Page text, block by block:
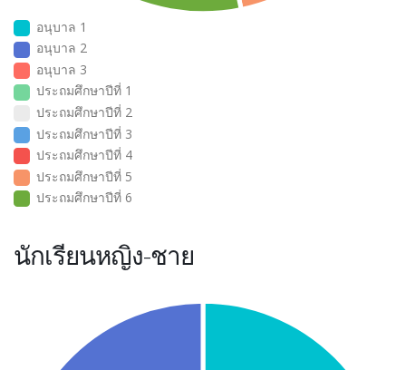
อนุบาล 1
อนุบาล 2
อนุบาล 3
ประถมศึกษาปีที่ 1
ประถมศึกษาปีที่ 2
ประถมศึกษาปีที่ 3
ประถมศึกษาปีที่ 4
ประถมศึกษาปีที่ 5
ประถมศึกษาปีที่ 6
นักเรียนหญิง-ชาย